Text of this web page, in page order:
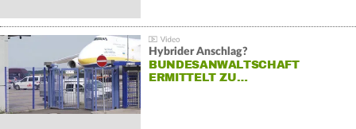
Hybrider Anschlag?
BUNDESANWALTSCHAFT
ERMITTELT ZU…